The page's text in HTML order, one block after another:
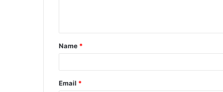
Name *
Email *